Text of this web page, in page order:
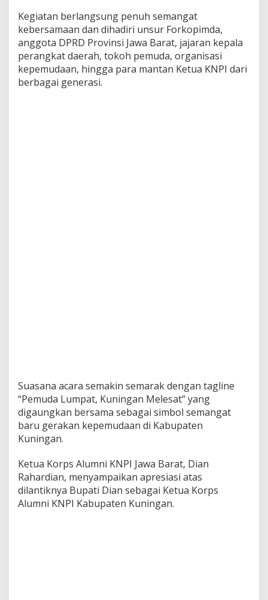
Kegiatan berlangsung penuh semangat
kebersamaan dan dihadiri unsur Forkopimda,
anggota DPRD Provinsi Jawa Barat, jajaran kepala
perangkat daerah, tokoh pemuda, organisasi
kepemudaan, hingga para mantan Ketua KNPI dari
berbagai generasi.
Suasana acara semakin semarak dengan tagline
“Pemuda Lumpat, Kuningan Melesat” yang
digaungkan bersama sebagai simbol semangat
baru gerakan kepemudaan di Kabupaten
Kuningan.
Ketua Korps Alumni KNPI Jawa Barat, Dian
Rahardian, menyampaikan apresiasi atas
dilantiknya Bupati Dian sebagai Ketua Korps
Alumni KNPI Kabupaten Kuningan.